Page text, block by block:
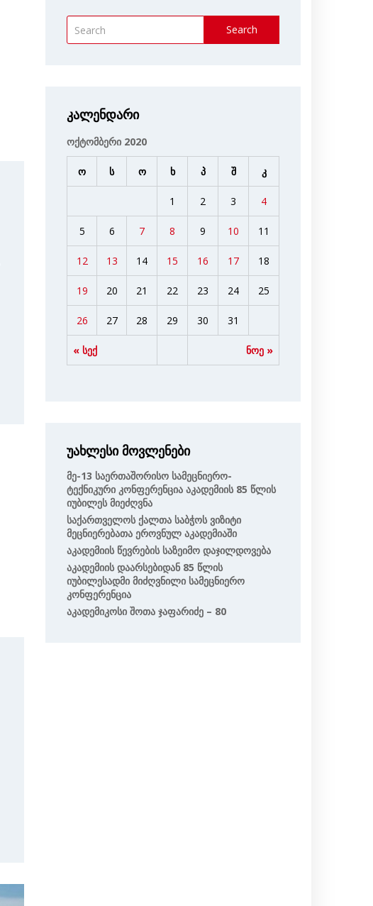
Search
კალენდარი
ოქტომბერი 2020
ო ს ო ხ პ შ კ
« სექ ნოე »
1 2 3 4
5 6 7 8 9 10 11
12 13 14 15 16 17 18
19 20 21 22 23 24 25
26 27 28 29 30 31
უახლესი მოვლენები
Მე-13 Საერთაშორისო Სამეცნიერო-
Ტექნიკური Კონფერენცია Აკადემიის 85 Წლის
Იუბილეს Მიეძღვნა
Საქართველოს Ქალთა Საბჭოს Ვიზიტი
Მეცნიერებათა Ეროვნულ Აკადემიაში
Აკადემიის Წევრების Საზეიმო Დაჯილდოვება
Აკადემიის Დაარსებიდან 85 Წლის
Იუბილესადმი Მიძღვნილი Სამეცნიერო
Კონფერენცია
Აკადემიკოსი Შოთა Ჯაფარიძე – 80